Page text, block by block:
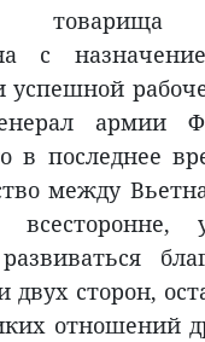
товарища
с
успешной
армии
в последнее
между
всесторонне,
двух сторон,
отношений